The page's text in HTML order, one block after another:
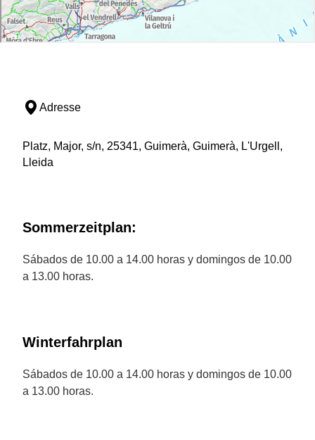
Adresse
Platz, Major, s/n, 25341, Guimerà, Guimerà, L'Urgell,
Lleida
Sommerzeitplan:
Sábados de 10.00 a 14.00 horas y domingos de 10.00
a 13.00 horas.
Winterfahrplan
Sábados de 10.00 a 14.00 horas y domingos de 10.00
a 13.00 horas.